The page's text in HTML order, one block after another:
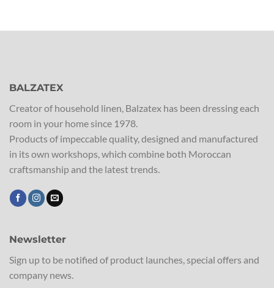
BALZATEX
Creator of household linen, Balzatex has been dressing each
room in your home since 1978.
Products of impeccable quality, designed and manufactured
in its own workshops, which combine both Moroccan
craftsmanship and the latest trends.
Newsletter
Sign up to be notified of product launches, special offers and
company news.